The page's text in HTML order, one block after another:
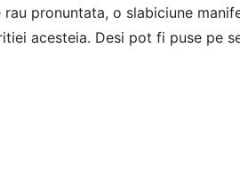
pronuntata, o slabiciune
acesteia. Desi pot fi puse pe
fizica dupa niste activitati mai